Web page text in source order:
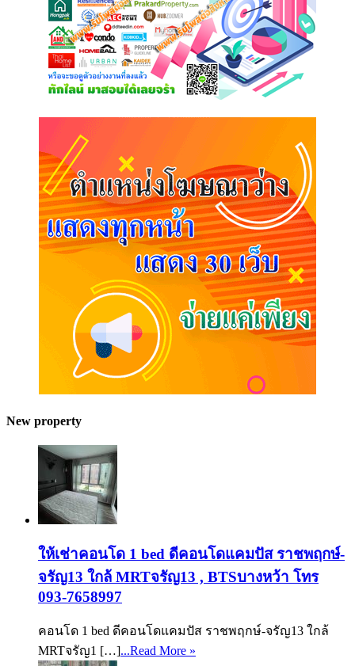
New property
ให้เช่าคอนโด 1 bed ดีคอนโดแคมปัส ราชพฤกษ์-
จรัญ13 ใกล้ MRTจรัญ13 , BTSบางหว้า โทร
093-7658997
คอนโด 1 bed ดีคอนโดแคมปัส ราชพฤกษ์-จรัญ13 ใกล้
MRTจรัญ1 […]...Read More »